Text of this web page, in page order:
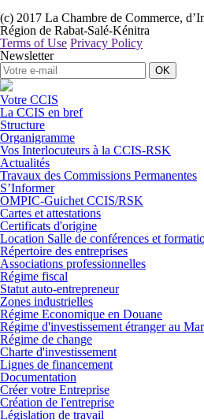
(c) 2017 La Chambre de Commerce,
Région de Rabat-Salé-Kénitra
Terms of Use Privacy Policy
Newsletter
OK
Votre CCIS
La CCIS en bref
Structure
Organigramme
Vos Interlocuteurs à la CCIS-RSK
Actualités
Travaux des Commissions Permanentes
S’Informer
OMPIC-Guichet CCIS/RSK
Cartes et attestations
Certificats d'origine
Location Salle de conférences et
Répertoire des entreprises
Associations professionnelles
Régime fiscal
Statut auto-entrepreneur
Zones industrielles
Régime Economique en Douane
Régime d'investissement étranger au
Régime de change
Charte d'investissement
Lignes de financement
Documentation
Créer votre Entreprise
Création de l'entreprise
Législation de travail